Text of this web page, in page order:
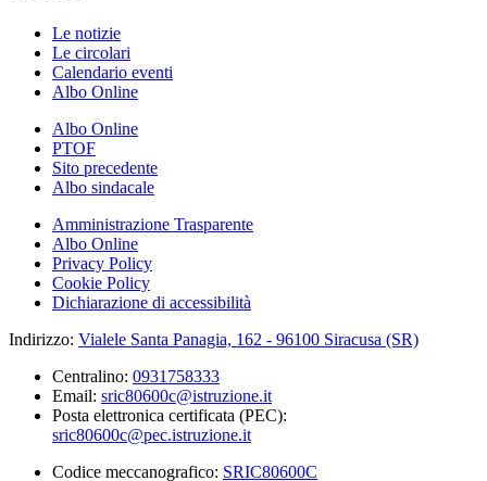
Le notizie
Le circolari
Calendario eventi
Albo Online
Albo Online
PTOF
Sito precedente
Albo sindacale
Amministrazione Trasparente
Albo Online
Privacy Policy
Cookie Policy
Dichiarazione di accessibilità
Indirizzo: Vialele Santa Panagia, 162 - 96100 Siracusa (SR)
Centralino: 0931758333
Email: sric80600c@istruzione.it
Posta elettronica certificata (PEC):
sric80600c@pec.istruzione.it
Codice meccanografico: SRIC80600C